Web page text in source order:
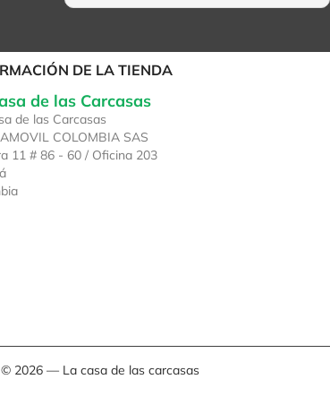
DE LA TIENDA
de las Carcasas
de las Carcasas
COLOMBIA SAS
11 # 86 - 60 / Oficina 203
© 2026 — La casa de las carcasas